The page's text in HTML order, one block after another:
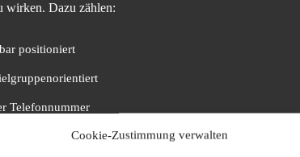
Cookie-Zustimmung verwalten
wirken. Dazu zählen:
positioniert
Telefonnummer
hohem Kontrast